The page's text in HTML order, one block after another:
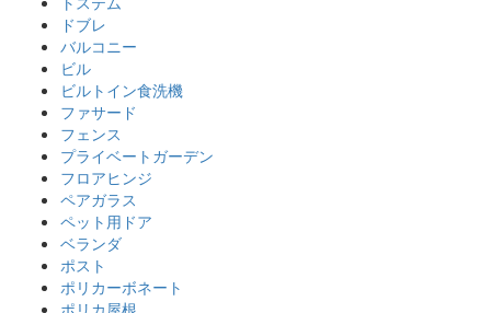
ドブレ
バルコニー
ビル
ビルトイン食洗機
ファサード
フェンス
プライベートガーデン
フロアヒンジ
ペアガラス
ペット用ドア
ベランダ
ポスト
ポリカーボネート
ポリカ屋根